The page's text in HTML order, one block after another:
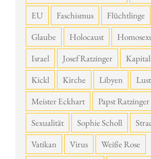
EU
Faschismus Flüchtlinge
Glaube
Holocaust
Israel
Josef Ratzinger
Kickl
Kirche Libyen
Lust
Meister Eckhart
Papst Ratzinger
Sexualität
Sophie Scholl
Vatikan
Virus
Weiße Rose